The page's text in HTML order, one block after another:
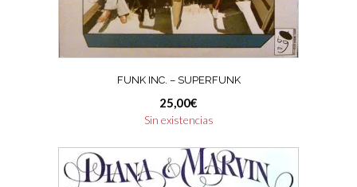
FUNK INC. ‎– SUPERFUNK
25,00€
Sin existencias